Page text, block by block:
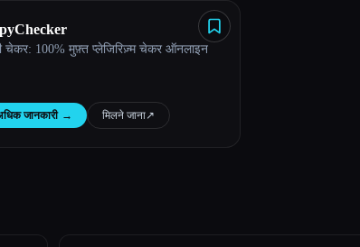
चेकर: 100% मुफ़्त प्लेजिरिज़्म चेकर ऑनलाइन
जानकारी → मिलने जाना↗︎